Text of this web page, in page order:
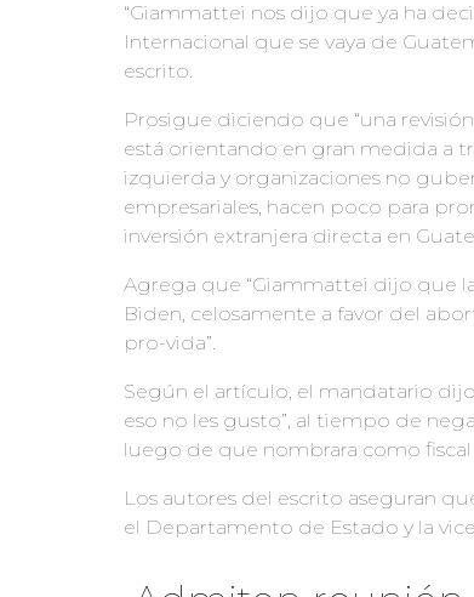
“Giammattei nos dijo que ya ha
Internacional que se vaya de
escrito.
Prosigue diciendo que “una
está orientando en gran medida a
izquierda y organizaciones no
empresariales, hacen poco para
inversión extranjera directa en
Agrega que “Giammattei dijo que
Biden, celosamente a favor del
pro-vida”.
Según el artículo, el mandatario
eso no les gusto”, al tiempo de
luego de que nombrara como fiscal
Los autores del escrito aseguran
el Departamento de Estado y la